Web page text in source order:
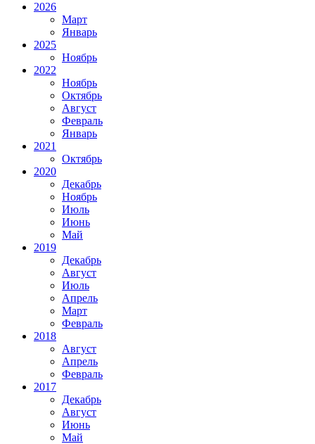
2026
Март
Январь
2025
Ноябрь
2022
Ноябрь
Октябрь
Август
Февраль
Январь
2021
Октябрь
2020
Декабрь
Ноябрь
Июль
Июнь
Май
2019
Декабрь
Август
Июль
Апрель
Март
Февраль
2018
Август
Апрель
Февраль
2017
Декабрь
Август
Июнь
Май